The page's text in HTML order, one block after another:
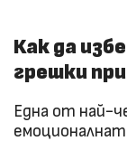
Как да
грешки
Една от най-